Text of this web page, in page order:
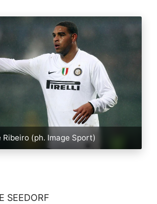
(ph. Image Sport)
SEEDORF